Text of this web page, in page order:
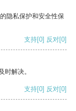
隐私保护和安全性保
支持[0] 反对[0]
时解决。
支持[0] 反对[0]